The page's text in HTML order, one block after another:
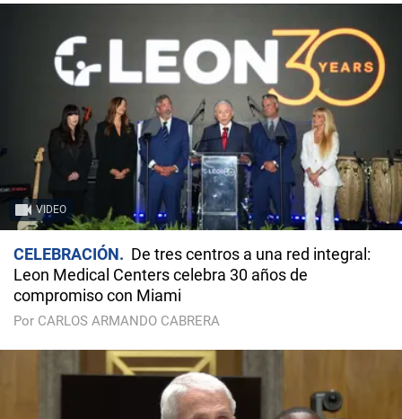
VIDEO
CELEBRACIÓN
De tres centros a una red integral:
Leon Medical Centers celebra 30 años de
compromiso con Miami
Por CARLOS ARMANDO CABRERA